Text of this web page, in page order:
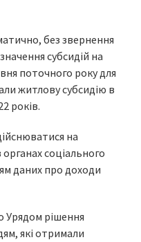
без звернення
субсидій на
поточного року для
житлову субсидію в
років.
на
органах соціального
даних про доходи
Урядом рішення
які отримали